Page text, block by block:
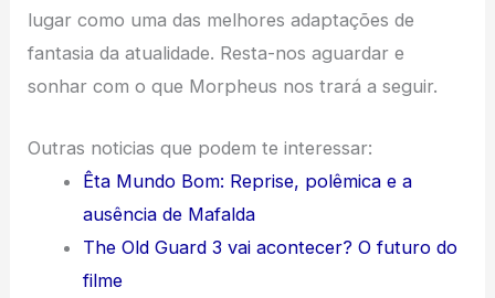
lugar como uma das melhores adaptações de
fantasia da atualidade. Resta-nos aguardar e
sonhar com o que Morpheus nos trará a seguir.
Outras noticias que podem te interessar:
Êta Mundo Bom: Reprise, polêmica e a
ausência de Mafalda
The Old Guard 3 vai acontecer? O futuro do
filme